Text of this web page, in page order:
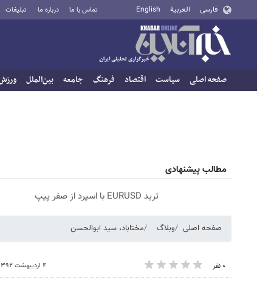
فارسی العربية English تماس با ما درباره ما تبلیغات
صفحه اصلی سیاست اقتصاد فرهنگ جامعه بین‌الملل
مطالب پیشنهادی
ترید EURUSD با اسپرد از صفر پیپ
صفحه اصلی وبلاگ مختاباد، سید ابوالحسن
۰ نفر ۴ اردیبهشت ۱۳۹۲ - ۱۱:۳۸